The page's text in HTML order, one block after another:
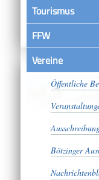
Tourismus
FFW
VereineSatzungen
Öffentliche
Bötzinger